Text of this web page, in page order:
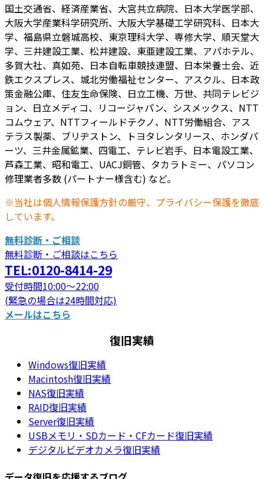
国土交通省、経済産業省、大宮共立病院、日本大学医学部、
大阪大学産業科学研究所、大阪大学基礎工学研究科、日本大
学、福島県立磐城高校、東京理科大学、専修大学、順天堂大
学、三井建設工業、松井建設、東亜建設工業、アパホテル、
多賀大社、真如苑、日本自転車競技連盟、日本栄養士会、近
鉄エクスプレス、城北労働福祉センター、アスクル、日本政
策金融公庫、住友生命保険、日立工機、万世、共同テレビジ
ョン、日立メディコ、リコージャパン、シスメックス、NTT
コムウェア、NTTフィールドテクノ、NTT労働組合、アス
テラス製薬、ブリヂストン、トヨタレンタリース、ホンダパ
ーツ、三井金属鉱業、四電工、テレビ岩手、日本電設工業、
芦森工業、昭和電工、UACJ銅管、タカラトミー、パソコン
修理業者多数 (パートナー様含む) など。
※当社は個人情報保護方針の厳守、プライバシー保護を徹底
しています。
無料診断・ご相談
無料診断・ご相談はこちら
TEL:0120-8414-29
受付時間10:00～22:00
(緊急の場合は24時間対応)
メールはこちら
復旧実績
Windows復旧実績
Macintosh復旧実績
NAS復旧実績
RAID復旧実績
Server復旧実績
USBメモリ・SDカード・CFカード復旧実績
デジタルビデオカメラ復旧実績